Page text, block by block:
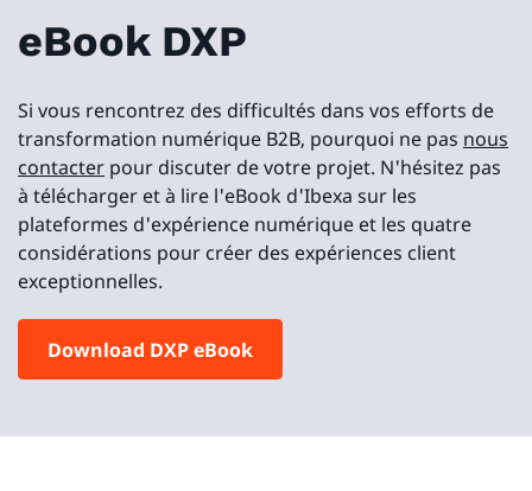
eBook DXP
Si vous rencontrez des difficultés dans vos efforts de
transformation numérique B2B, pourquoi ne pas nous
contacter pour discuter de votre projet. N'hésitez pas
à télécharger et à lire l'eBook d'Ibexa sur les
plateformes d'expérience numérique et les quatre
considérations pour créer des expériences client
exceptionnelles.
Download DXP eBook